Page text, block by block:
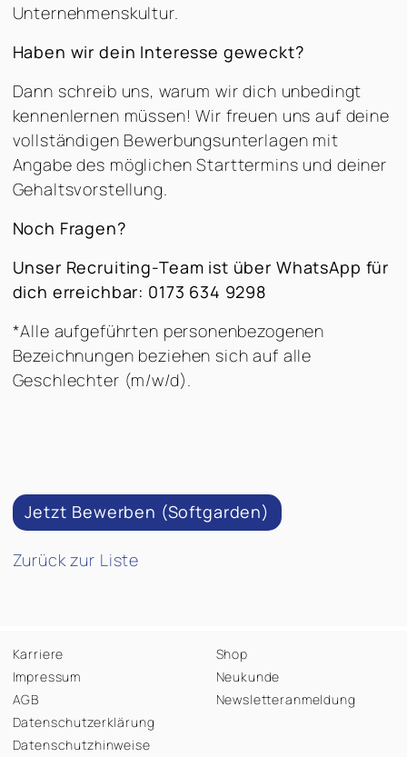
Unternehmenskultur.
Haben wir dein Interesse geweckt?
Dann schreib uns, warum wir dich unbedingt
kennenlernen müssen! Wir freuen uns auf deine
vollständigen Bewerbungsunterlagen mit
Angabe des möglichen Starttermins und deiner
Gehaltsvorstellung.
Noch Fragen?
Unser Recruiting-Team ist über WhatsApp für
dich erreichbar: 0173 634 9298
*Alle aufgeführten personenbezogenen
Bezeichnungen beziehen sich auf alle
Geschlechter (m/w/d).
Jetzt Bewerben (Softgarden)
Zurück zur Liste
Karriere
Impressum
AGB
Datenschutzerklärung
Datenschutzhinweise
Shop
Neukunde
Newsletteranmeldung